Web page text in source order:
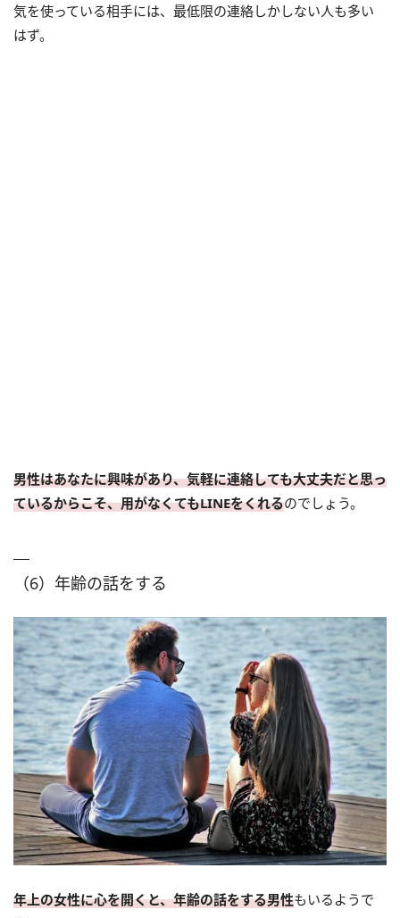
気を使っている相手には、最低限の連絡しかしない人も多い
はず。
男性はあなたに興味があり、気軽に連絡しても大丈夫だと思っ
ているからこそ、用がなくてもLINEをくれるのでしょう。
（6）年齢の話をする
年上の女性に心を開くと、年齢の話をする男性もいるようで